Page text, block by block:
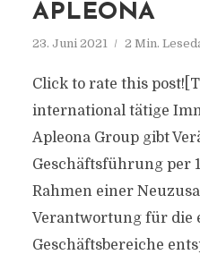
APLEONA
23. Juni 2021 2 Min.
Click to rate this
international tätige
Apleona Group gibt
Geschäftsführung per
Rahmen einer
Verantwortung für die
Geschäftsbereiche